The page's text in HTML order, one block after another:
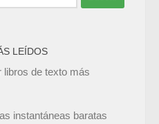
LEÍDOS
libros de texto más
instantáneas baratas